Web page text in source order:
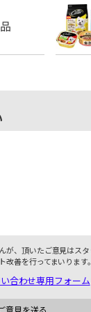
が、頂いたご意見はス
善を行ってまいります。
合わせ専用フォーム